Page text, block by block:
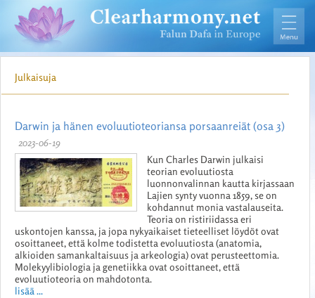
Julkaisuja
Darwin ja hänen evoluutioteoriansa porsaanreiät (osa 3)
2023-06-19
Kun Charles Darwin julkaisi
teorian evoluutiosta
luonnonvalinnan kautta kirjassaan
Lajien synty vuonna 1859, se on
kohdannut monia vastalauseita.
Teoria on ristiriidassa eri
uskontojen kanssa, ja jopa nykyaikaiset tieteelliset löydöt ovat
osoittaneet, että kolme todistetta evoluutiosta (anatomia,
alkioiden samankaltaisuus ja arkeologia) ovat perusteettomia.
Molekyylibiologia ja genetiikka ovat osoittaneet, että
evoluutioteoria on mahdotonta.
lisää ...